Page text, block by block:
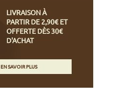
LIVRAISON À
PARTIR DE 2,90€ ET
OFFERTE DÈS 30€
D'ACHAT
EN SAVOIR PLUS